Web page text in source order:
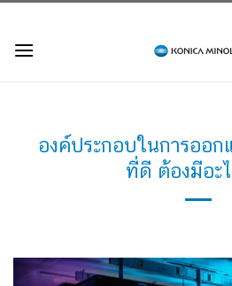
content
องค์ประกอบในการออ
ที่ดี ต้องมีอะไ